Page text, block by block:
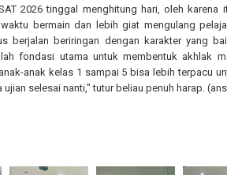
2026 tinggal menghitung hari, oleh karena
bermain dan lebih giat mengulang
berjalan beriringan dengan karakter yang
fondasi utama untuk membentuk akhlak
anak kelas 1 sampai 5 bisa lebih terpacu
selesai nanti," tutur beliau penuh harap.